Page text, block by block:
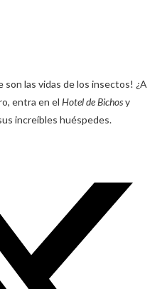
son las vidas de los insectos! ¿A
entra en el Hotel de Bichosy
increíbles huéspedes.